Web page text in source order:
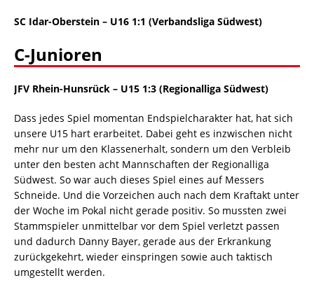
SC Idar-Oberstein – U16 1:1 (Verbandsliga Südwest)
C-Junioren
JFV Rhein-Hunsrück – U15 1:3 (Regionalliga Südwest)
Dass jedes Spiel momentan Endspielcharakter hat, hat sich
unsere U15 hart erarbeitet. Dabei geht es inzwischen nicht
mehr nur um den Klassenerhalt, sondern um den Verbleib
unter den besten acht Mannschaften der Regionalliga
Südwest. So war auch dieses Spiel eines auf Messers
Schneide. Und die Vorzeichen auch nach dem Kraftakt unter
der Woche im Pokal nicht gerade positiv. So mussten zwei
Stammspieler unmittelbar vor dem Spiel verletzt passen
und dadurch Danny Bayer, gerade aus der Erkrankung
zurückgekehrt, wieder einspringen sowie auch taktisch
umgestellt werden.